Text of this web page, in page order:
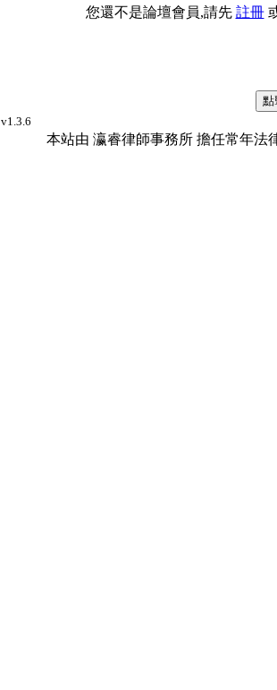
您還不是論壇會員,請先 註冊
v1.3.6
本站由 瀛睿律師事務所 擔任常年法